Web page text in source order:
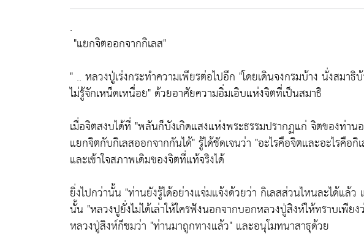
.
"แยกจิตออกจากกิเลส"
" .. หลวงปู่เร่งกระทำความเพียรต่อไปอีก "โดยเดินจงกรมบ้าง นั่งสมา
ไม่รู้จักเหน็ดเหนื่อย"ด้วยอาศัยความอิ่มเอิบแห่งจิตที่เป็นสมาธิ
เมื่อจิตสงบได้ที่ "พลันก็บังเกิดแสงแห่งพระธรรมปรากฏแก่ จิตของท่าน
แยกจิตกับกิเลสออกจากกันได้"รู้ได้ชัดเจนว่า "อะไรคือจิตและอะไรคือ
และเข้าใจสภาพเดิมของจิตที่แท้จริงได้
ยิ่งไปกว่านั้น "ท่านยังรู้ได้อย่างแจ่มแจ้งด้วยว่า กิเลสส่วนไหนละได้แล้
นั้น "หลวงปูยั่งไม่ได้เล่าให้ใครฟังนอกจากบอกหลวงปู่สิงห์ให้ทราบเพีย
หลวงปู่สิงห์ก็ชมว่า "ท่านมาถูกทางแล้ว" และอนุโมทนาสาธุด้วย